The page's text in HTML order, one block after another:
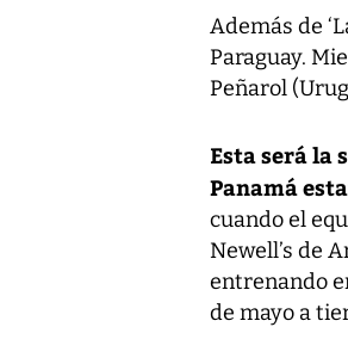
Además de
Paraguay.
Peñarol
Esta será la
Panamá
cuando el
Newell’s de
entrenando
de mayo a